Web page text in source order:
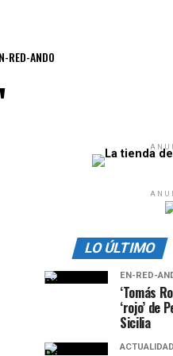
RED-ANDO
LO ÚLTIMO
EN-RED-
‘Tomás
‘rojo’ de
Sicilia
ACTUALIDAD